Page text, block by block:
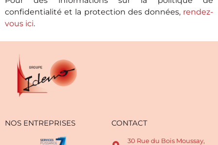
confidentialité et la protection des données, rendez-
vous ici.
NOS ENTREPRISES CONTACT
30 Rue du Bois Moussay,